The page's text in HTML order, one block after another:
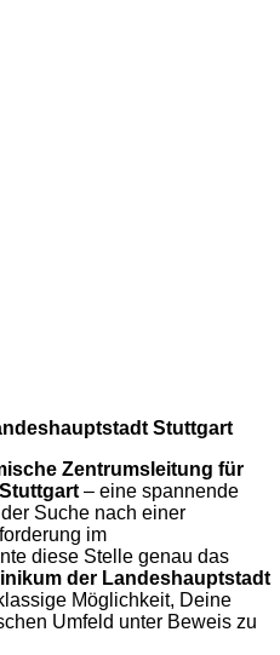
Stuttgart
Zentrumsleitung für
– eine spannende
Suche nach einer
im
diese Stelle genau das
der Landeshauptstadt
Möglichkeit, Deine
Umfeld unter Beweis zu